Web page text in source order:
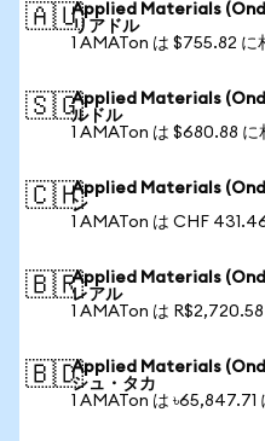
🇦🇺Applied Materials
リアドル
1 AMATon は $755.82 に
🇸🇬Applied Materials
ルドル
1 AMATon は $680.88 に
🇨🇭Applied Materials
ン
1 AMATon は CHF
🇧🇷Applied Materials
レアル
1 AMATon は R$2,720.58
🇧🇩Applied Materials
シュ・タカ
1 AMATon は ৳65,847.71